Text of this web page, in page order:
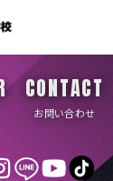
CONTACT
お問い合わせ